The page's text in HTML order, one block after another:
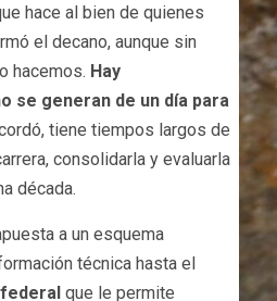
hace al bien de quienes
el decano, aunque sin
hacemos. Hay
se generan de un día para
tiene tiempos largos de
consolidarla y evaluarla
década.
a un esquema
técnica hasta el
federal que le permite